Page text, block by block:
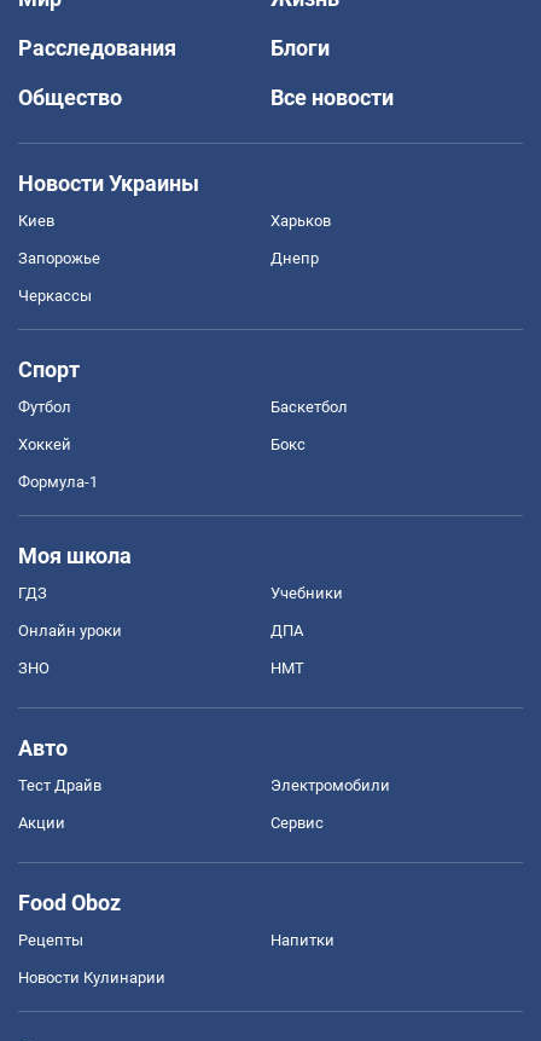
Расследования
Блоги
Общество
Все новости
Новости Украины
Киев Харьков
Запорожье Днепр
Черкассы
Спорт
Футбол Баскетбол
Хоккей Бокс
Формула-1
Моя школа
ГДЗ Учебники
Онлайн уроки ДПА
ЗНО НМТ
Авто
Тест Драйв Электромобили
Акции Сервис
Food Oboz
Рецепты Напитки
Новости Кулинарии